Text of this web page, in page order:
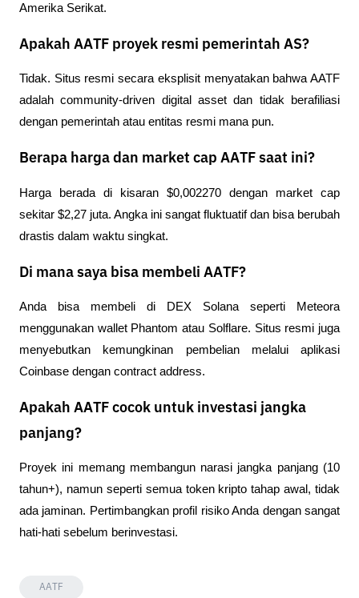
Amerika Serikat.
Apakah AATF proyek resmi pemerintah AS?
Tidak. Situs resmi secara eksplisit menyatakan bahwa AATF
adalah community-driven digital asset dan tidak berafiliasi
dengan pemerintah atau entitas resmi mana pun.
Berapa harga dan market cap AATF saat ini?
Harga berada di kisaran $0,002270 dengan market cap
sekitar $2,27 juta. Angka ini sangat fluktuatif dan bisa berubah
drastis dalam waktu singkat.
Di mana saya bisa membeli AATF?
Anda bisa membeli di DEX Solana seperti Meteora
menggunakan wallet Phantom atau Solflare. Situs resmi juga
menyebutkan kemungkinan pembelian melalui aplikasi
Coinbase dengan contract address.
Apakah AATF cocok untuk investasi jangka
panjang?
Proyek ini memang membangun narasi jangka panjang (10
tahun+), namun seperti semua token kripto tahap awal, tidak
ada jaminan. Pertimbangkan profil risiko Anda dengan sangat
hati-hati sebelum berinvestasi.
AATF